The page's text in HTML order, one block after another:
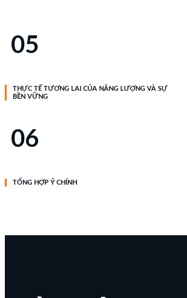
05
THỰC TẾ TƯƠNG LAI CỦA NĂNG LƯỢNG VÀ SỰ
BỀN VỮNG
06
TỔNG HỢP Ý CHÍNH